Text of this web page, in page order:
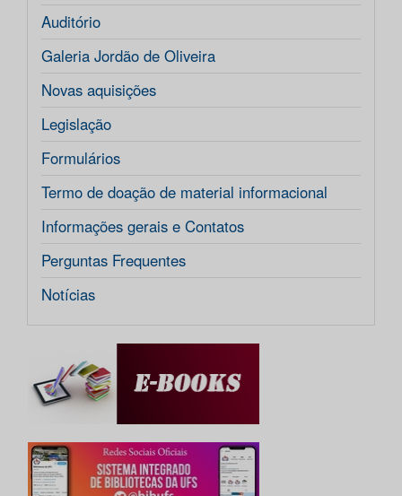
Auditório
Galeria Jordão de Oliveira
Novas aquisições
Legislação
Formulários
Termo de doação de material informacional
Informações gerais e Contatos
Perguntas Frequentes
Notícias